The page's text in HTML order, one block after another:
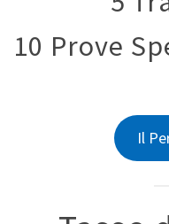
10 Prove
Il